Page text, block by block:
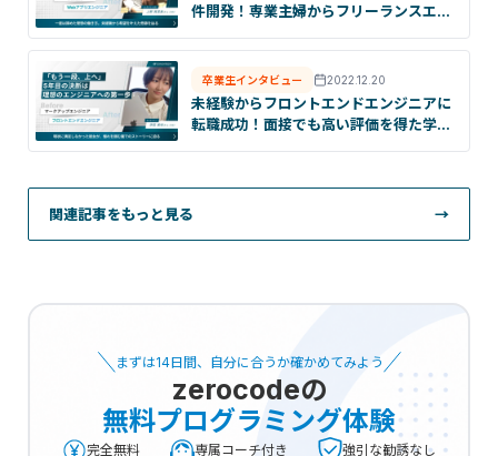
件開発！専業主婦からフリーランスエン
卒業生インタビュー 2022.12.20
未経験からフロントエンドエンジニアに
転職成功！面接でも高い評価を得た学習
関連記事をもっと見る →
まずは14日間、自分に合うか確かめてみよう
zerocodeの
無料プログラミング体験
完全無料 専属コーチ付き 強引な勧誘なし